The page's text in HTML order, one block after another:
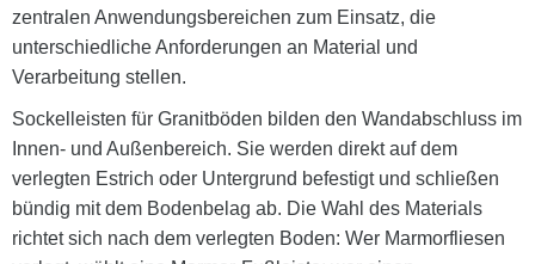
zentralen Anwendungsbereichen zum Einsatz, die
unterschiedliche Anforderungen an Material und
Verarbeitung stellen.
Sockelleisten für Granitböden bilden den Wandabschluss im
Innen- und Außenbereich. Sie werden direkt auf dem
verlegten Estrich oder Untergrund befestigt und schließen
bündig mit dem Bodenbelag ab. Die Wahl des Materials
richtet sich nach dem verlegten Boden: Wer Marmorfliesen